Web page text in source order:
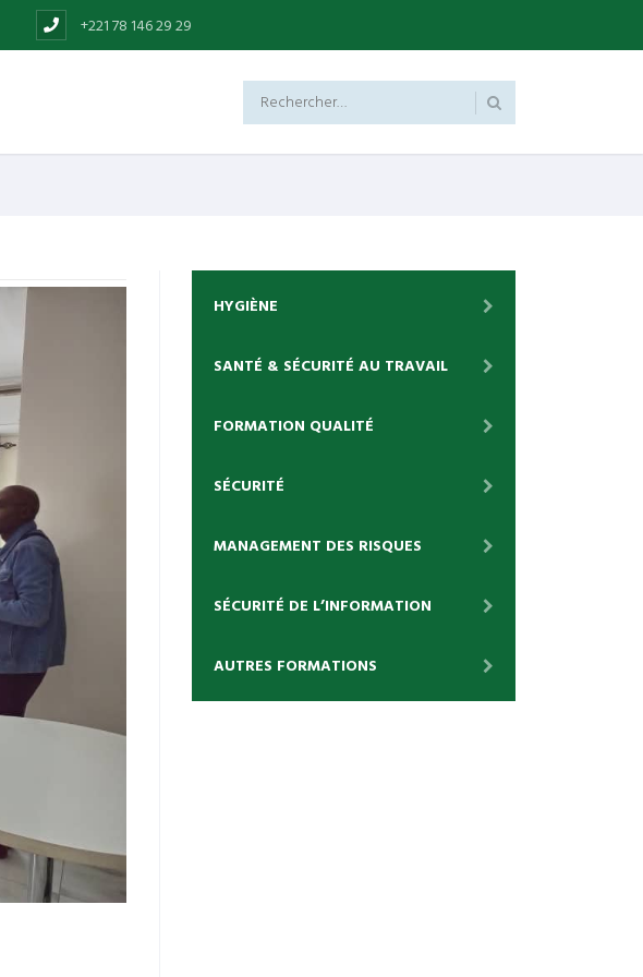
+221 78 146 29 29
HYGIÈNE
SANTÉ & SÉCURITÉ AU TRAVAIL
FORMATION QUALITÉ
SÉCURITÉ
MANAGEMENT DES RISQUES
SÉCURITÉ DE L’INFORMATION
AUTRES FORMATIONS